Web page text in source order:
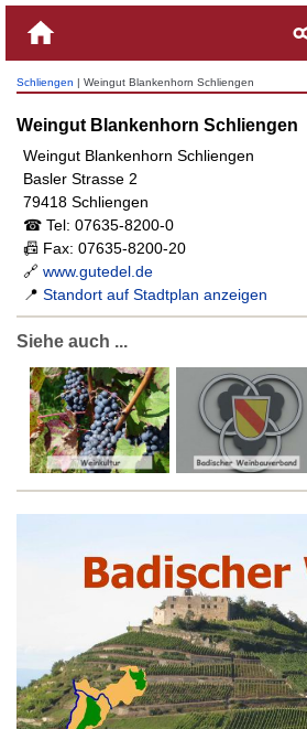
Schliengen | Weingut Blankenhorn Schliengen
Weingut Blankenhorn Schliengen
Weingut Blankenhorn Schliengen
Basler Strasse 2
79418 Schliengen
☎ Tel: 07635-8200-0
📠 Fax: 07635-8200-20
🔗 www.gutedel.de
📍 Standort auf Stadtplan anzeigen
Siehe auch ...